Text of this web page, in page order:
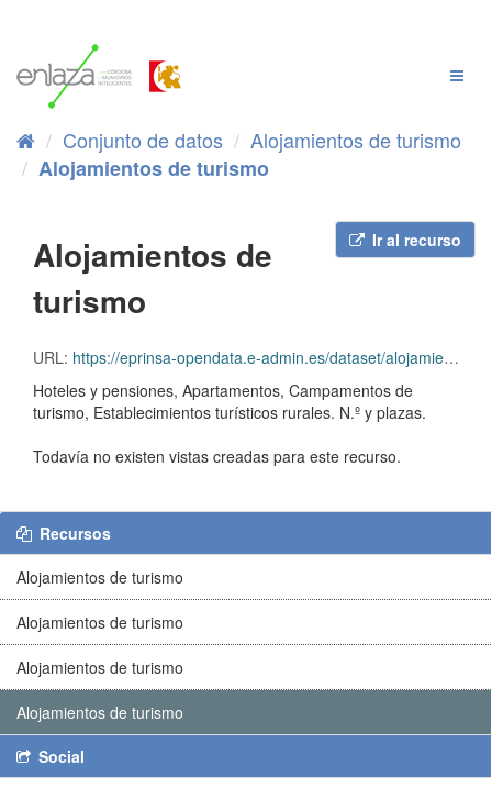
Conjunto de datos
Alojamientos de turismo
Alojamientos de turismo
Ir al recurso
Alojamientos de
turismo
URL: https://eprinsa-opendata.e-admin.es/dataset/alojamientos-de-turismo115/resource/2b8e7f98-672c-4bf5-9ddd-0bec31f416e3/download/Alojamientos de turismo.csv
Hoteles y pensiones, Apartamentos, Campamentos de
turismo, Establecimientos turísticos rurales. N.º y plazas.
Todavía no existen vistas creadas para este recurso.
Recursos
Alojamientos de turismo
Alojamientos de turismo
Alojamientos de turismo
Alojamientos de turismo
Social